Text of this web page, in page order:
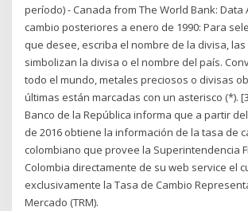
período) - Canada from The World Bank: Data
cambio posteriores a enero de 1990: Para
que desee, escriba el nombre de la divisa, las
simbolizan la divisa o el nombre del país.
todo el mundo, metales preciosos o divisas
últimas están marcadas con un asterisco (*).
Banco de la República informa que a partir
de 2016 obtiene la información de la tasa de
colombiano que provee la Superintendencia
Colombia directamente de su web service el
exclusivamente la Tasa de Cambio
Mercado (TRM).